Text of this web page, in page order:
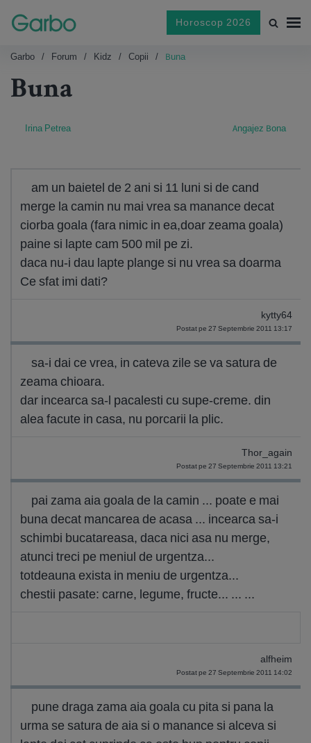
Horoscop 2026
Garbo Forum Kidz Copii Buna
Buna
Irina Petrea Angajez Bona
am un baietel de 2 ani si 11 luni si de cand
merge la camin nu mai vrea sa manance decat
ciorba goala (fara nimic in ea,doar zeama goala)
paine si lapte cam 500 mil pe zi.
daca nu-i dau lapte plange si nu vrea sa doarma
Ce sfat imi dati?
kytty64
Postat pe 27 Septembrie 2011 13:17
sa-i dai ce vrea, in cateva zile se va satura de
zeama chioara.
dar incearca sa-l pacalesti cu supe-creme. din
alea facute in casa, nu porcarii la plic.
Thor_again
Postat pe 27 Septembrie 2011 13:21
pai zama aia goala de la camin ... poate e mai
buna decat mancarea de acasa ... incearca sa-i
schimbi bucatareasa, daca nici asa nu merge,
atunci treci pe meniul de urgentza...
totdeauna exista in meniu de urgentza...
chestii pasate: carne, legume, fructe... ... ...
alfheim
Postat pe 27 Septembrie 2011 14:02
pune draga zama aia goala cu pita si pana la
urma se satura de aia si o manance si alceva si